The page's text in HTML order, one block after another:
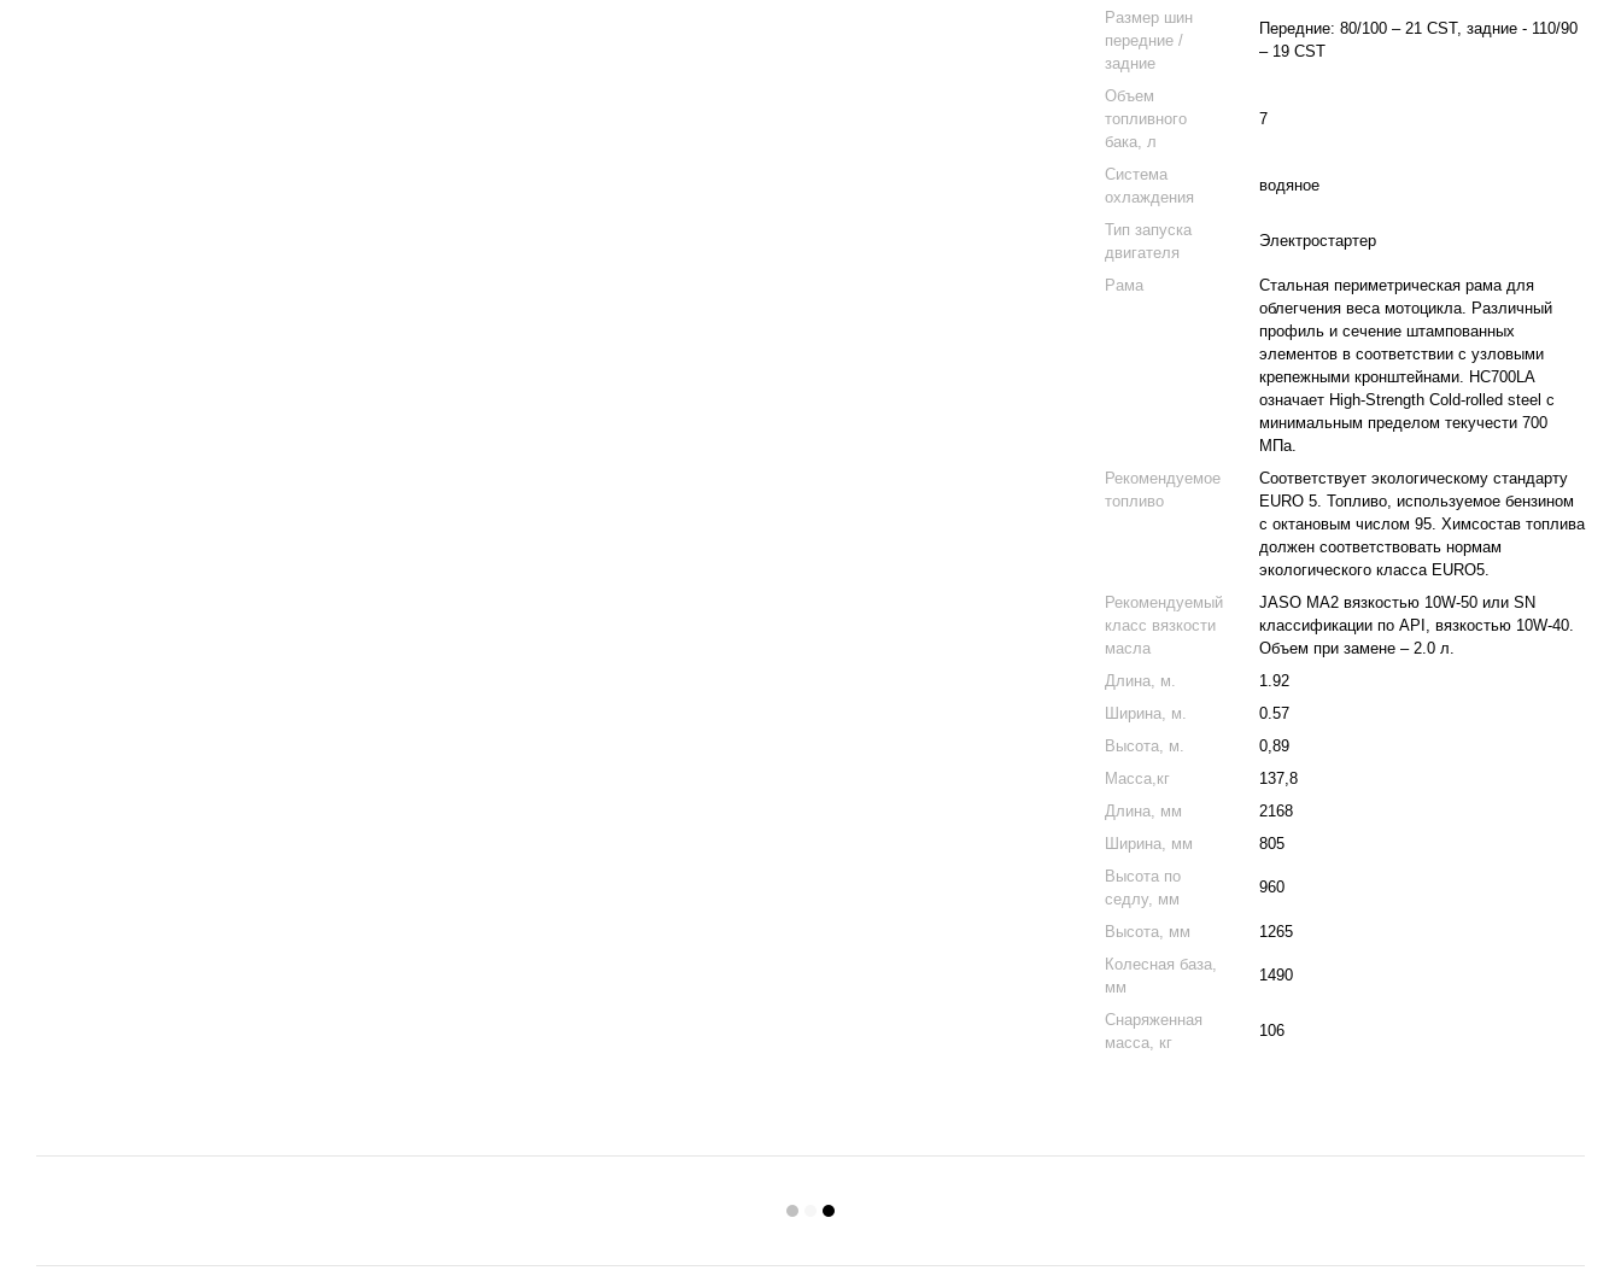
Размер шин
передние /
задние
Передние: 80/100 – 21 CST, задние - 110/90
– 19 CST
Объем
топливного
бака, л
7
Система
охлаждения
водяное
Тип запуска
двигателя
Электростартер
Рама
Стальная периметрическая рама для
облегчения веса мотоцикла. Различный
профиль и сечение штампованных
элементов в соответствии с узловыми
крепежными кронштейнами. HC700LA
означает High-Strength Cold-rolled steel с
минимальным пределом текучести 700
МПа.
Рекомендуемое
топливо
Соответствует экологическому стандарту
EURO 5. Топливо, используемое бензином
с октановым числом 95. Химсостав топлива
должен соответствовать нормам
экологического класса EURO5.
Рекомендуемый
класс вязкости
масла
JASO MA2 вязкостью 10W-50 или SN
классификации по API, вязкостью 10W-40.
Объем при замене – 2.0 л.
Длина, м.
1.92
Ширина, м.
0.57
Высота, м.
0,89
Масса,кг
137,8
Длина, мм
2168
Ширина, мм
805
Высота по
седлу, мм
960
Высота, мм
1265
Колесная база,
мм
1490
Снаряженная
масса, кг
106